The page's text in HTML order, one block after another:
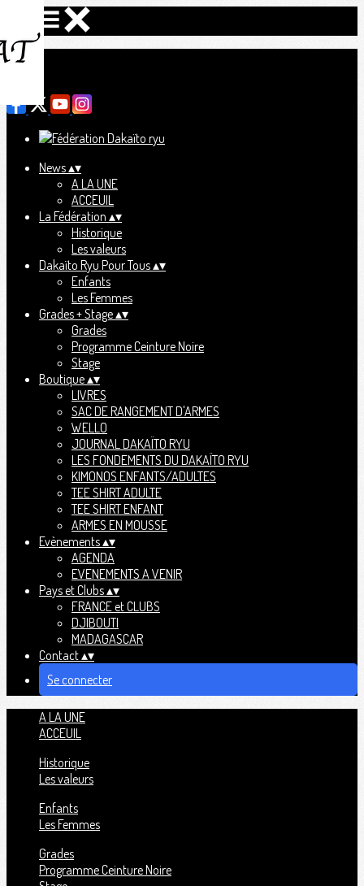
Ajoutez un logo, un bouton, des réseaux sociaux
News▴▾
A LA UNE
ACCEUIL
La Fédération ▴▾
Historique
Les valeurs
Dakaïto Ryu Pour Tous▴▾
Enfants
Les Femmes
Grades + Stage▴▾
Grades
Programme Ceinture Noire
Stage
Boutique▴▾
LIVRES
SAC DE RANGEMENT D'ARMES
WELLO
JOURNAL DAKAÏTO RYU
LES FONDEMENTS DU DAKAÏTO RYU
KIMONOS ENFANTS/ADULTES
TEE SHIRT ADULTE
TEE SHIRT ENFANT
ARMES EN MOUSSE
Evènements▴▾
AGENDA
EVENEMENTS A VENIR
Pays et Clubs▴▾
FRANCE et CLUBS
DJIBOUTI
MADAGASCAR
Contact▴▾
Se connecter
A LA UNE
ACCEUIL
Historique
Les valeurs
Enfants
Les Femmes
Grades
Programme Ceinture Noire